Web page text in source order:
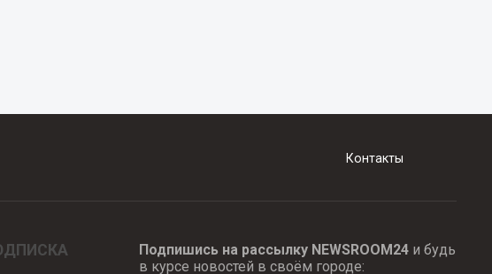
Контакты
Подпишись на рассылку NEWSROOM24и будь
в курсе новостей в своём городе: